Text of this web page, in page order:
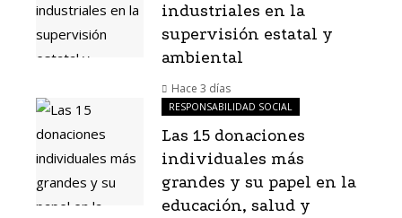
industriales en la
supervisión estatal y
ambiental
Hace 3 días
RESPONSABILIDAD SOCIAL
Las 15 donaciones
individuales más
grandes y su papel en la
educación, salud y